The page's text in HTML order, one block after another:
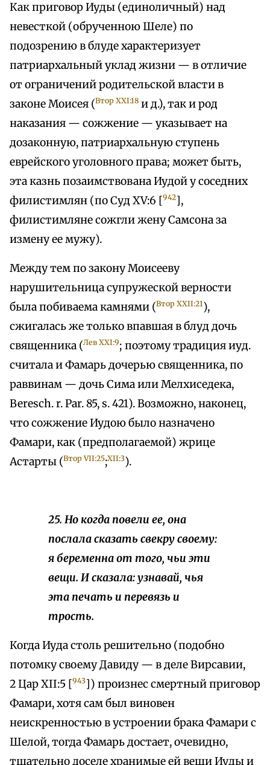
Как приговор Иуды (единоличный) над
невесткой (обрученною Шеле) по
подозрению в блуде характеризует
патриархальный уклад жизни — в отличие
от ограничений родительской власти в
законе Моисея (Втор XXI:18 и д.), так и род
наказания — сожжение — указывает на
дозаконную, патриархальную ступень
еврейского уголовного права; может быть,
эта казнь позаимствована Иудой у соседних
филистимлян (по Суд XV:6 [942],
филистимляне сожгли жену Самсона за
измену ее мужу).
Между тем по закону Моисееву
нарушительница супружеской верности
была побиваема камнями (Втор XXII:21),
сжигалась же только впавшая в блуд дочь
священника (Лев XXI:9; поэтому традиция иуд.
считала и Фамарь дочерью священника, по
раввинам — дочь Сима или Мелхиседека,
Beresch. r. Раr. 85, s. 421). Возможно, наконец,
что сожжение Иудою было назначено
Фамари, как (предполагаемой) жрице
Астарты (Втор VII:25;XII:3).
25. Но когда повели ее, она
послала сказать свекру своему:
я беременна от того, чьи эти
вещи. И сказала: узнавай, чья
эта печать и перевязь и
трость.
Когда Иуда столь решительно (подобно
потомку своему Давиду — в деле Вирсавии,
2 Цар XII:5 [943]) произнес смертный приговор
Фамари, хотя сам был виновен
неискренностью в устроении брака Фамари с
Шелой, тогда Фамарь достает, очевидно,
тщательно доселе хранимые ей вещи Иуды и